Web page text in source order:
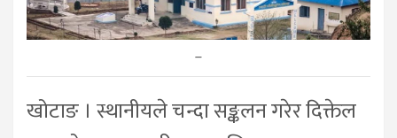
–
खोटाङ । स्थानीयले चन्दा सङ्कलन गरेर दिक्तेल